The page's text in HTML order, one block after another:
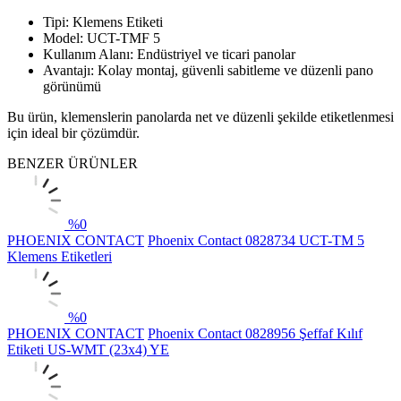
Tipi: Klemens Etiketi
Model: UCT-TMF 5
Kullanım Alanı: Endüstriyel ve ticari panolar
Avantajı: Kolay montaj, güvenli sabitleme ve düzenli pano
görünümü
Bu ürün, klemenslerin panolarda net ve düzenli şekilde etiketlenmesi
için ideal bir çözümdür.
BENZER ÜRÜNLER
%0
PHOENIX CONTACT Phoenix Contact 0828734 UCT-TM 5
Klemens Etiketleri
%0
PHOENIX CONTACT Phoenix Contact 0828956 Şeffaf Kılıf
Etiketi US-WMT (23x4) YE